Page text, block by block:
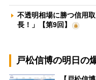
不透明相場に勝つ信用
長！」【第9回】
戸松信博の明日の